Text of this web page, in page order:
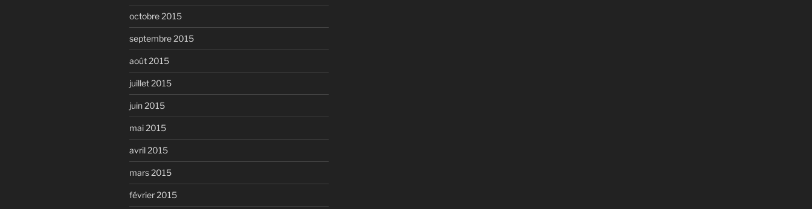
octobre 2015
septembre 2015
août 2015
juillet 2015
juin 2015
mai 2015
avril 2015
mars 2015
février 2015